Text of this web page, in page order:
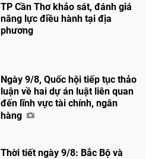
Chia sẻ
TP Cần Thơ khảo sát, đánh giá
năng lực điều hành tại địa
phương
Ngày 9/8, Quốc hội tiếp tục thảo
luận về hai dự án luật liên quan
đến lĩnh vực tài chính, ngân
hàng
Thời tiết ngày 9/8: Bắc Bộ và